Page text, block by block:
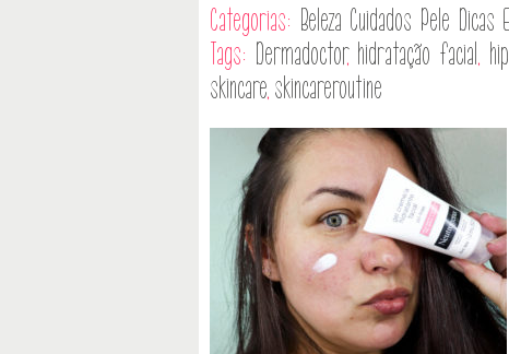
Categorias: Beleza Cuidados Pele Dicas
Tags: Dermadoctor, hidratação facial,
skincare, skincareroutine